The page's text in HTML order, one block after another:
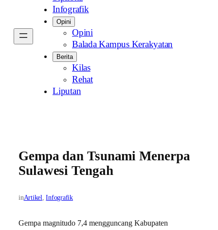
Infografik
Opini
Opini
Balada Kampus Kerakyatan
Berita
Kilas
Rehat
Liputan
Gempa dan Tsunami Menerpa
Sulawesi Tengah
inArtikel, Infografik
Gempa magnitudo 7,4 mengguncang Kabupaten